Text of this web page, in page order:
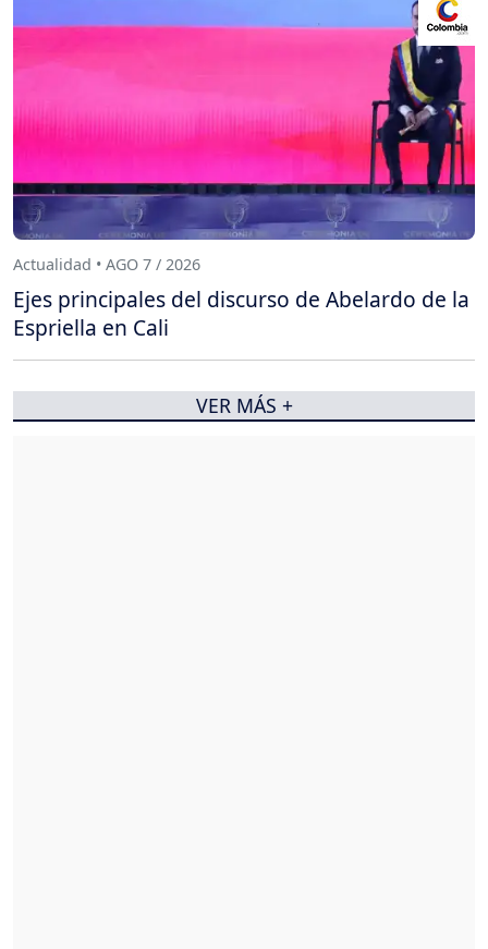
Actualidad • AGO 7 / 2026
Ejes principales del discurso de Abelardo de la
Espriella en Cali
VER MÁS +